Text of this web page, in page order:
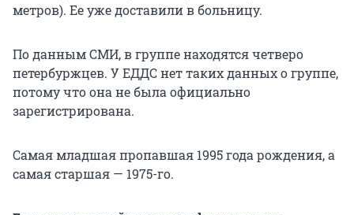
метров). Ее уже доставили в больницу.
По данным СМИ, в группе находятся четверо
петербуржцев. У ЕДДС нет таких данных о группе,
потому что она не была официально
зарегистрирована.
Самая младшая пропавшая 1995 года рождения, а
самая старшая — 1975-го.